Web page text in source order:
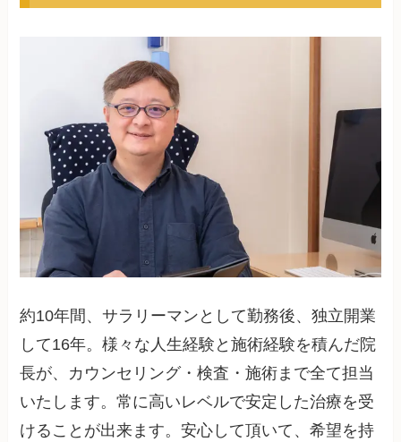
約10年間、サラリーマンとして勤務後、独立開業
して16年。様々な人生経験と施術経験を積んだ院
長が、カウンセリング・検査・施術まで全て担当
いたします。常に高いレベルで安定した治療を受
けることが出来ます。安心して頂いて、希望を持